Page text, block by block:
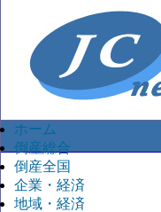
ホーム
倒産総合
倒産全国
企業・経済
地域・経済